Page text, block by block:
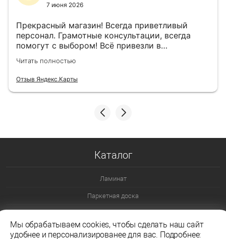
7 июня 2026
Прекрасный магазин! Всегда приветливый
персонал. Грамотные консультации, всегда
помогут с выбором! Всё привезли в
назначенный день!
Читать полностью
Отзыв Яндекс.Карты
Каталог
Ламинат
Паркетная доска
Ламинат 33 класс
Мы обрабатываем cookies, чтобы сделать наш сайт
удобнее и персонализированее для вас. Подробнее: